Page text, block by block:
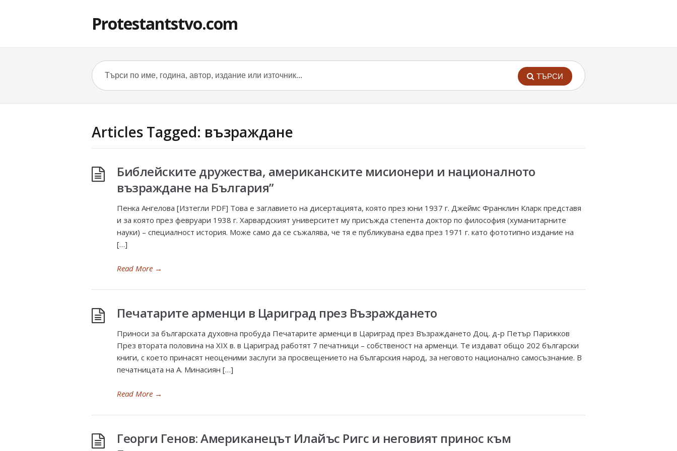
Protestantstvo.com
ТЪРСИ
Articles Tagged: възраждане
Библейските дружества, американските мисионери и националното
възраждане на България”
Пенка Ангелова [Изтегли PDF] Това е заглавието на дисертацията, която през юни 1937 г. Джеймс Франклин Кларк представя
и за която през февруари 1938 г. Харвардският университет му присъжда степента доктор по философия (хуманитарните
науки) – специалност история. Може само да се съжалява, че тя е публикувана едва през 1971 г. като фототипно издание на
[…]
Read More →
Печатарите арменци в Цариград през Възраждането
Приноси за българската духовна пробуда Печатарите арменци в Цариград през Възраждането Доц. д-р Петър Парижков
През втората половина на XIX в. в Цариград работят 7 печатници – собственост на арменци. Те издават общо 202 български
книги, с което принасят неоценими заслуги за просвещението на българския народ, за неговото национално самосъзнание. В
печатницата на А. Минасиян […]
Read More →
Георги Генов: Американецът Илайъс Ригс и неговият принос към